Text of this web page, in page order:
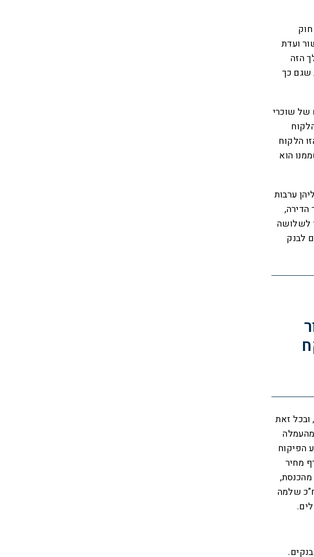
ועדת
הזה
שגם כך
של שוכרי
הלקוח
הוא
ערבות
לשלושה
לבנק
ובכל זאת
הפיקוח
מחיר
מהכנסת,
שלמה